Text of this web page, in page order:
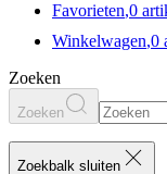
Favorieten,0
Winkelwagen,0
Zoeken
Zoeken
Zoekbalk sluiten